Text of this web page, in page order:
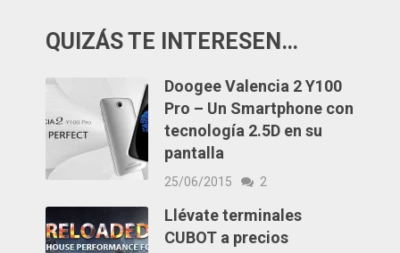
QUIZÁS TE INTERESEN…
Doogee Valencia 2 Y100
Pro – Un Smartphone con
tecnología 2.5D en su
pantalla
25/06/2015 2
Llévate terminales
CUBOT a precios